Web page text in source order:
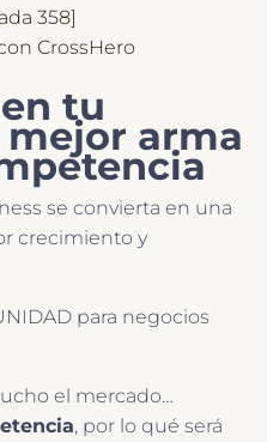
358]
CrossHero
tu
arma
se convierta en una
crecimiento y
para negocios
el mercado…
, por lo qué será